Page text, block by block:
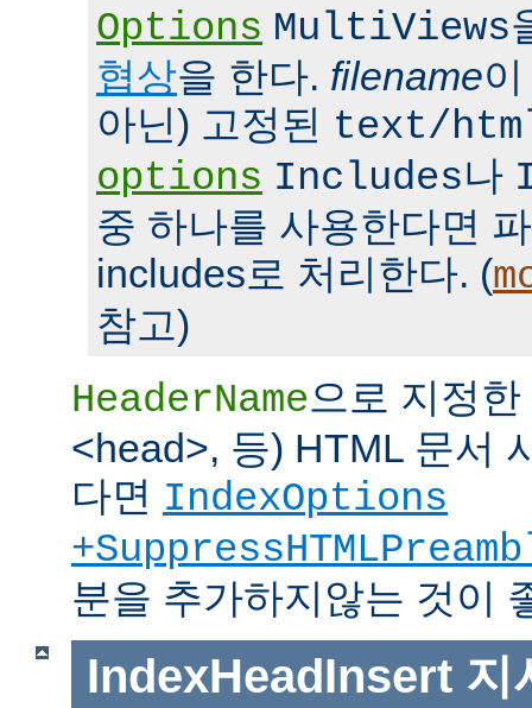
Options MultiViews
협상을 한다. filename
아닌) 고정된 text/
options Includes나
중 하나를 사용한다면
includes로 처리한다. (
참고)
HeaderName으로 지정
<head>, 등) HTML 문서
다면 IndexOptions
분을 추가하지않는 것이
IndexHeadInsert 지